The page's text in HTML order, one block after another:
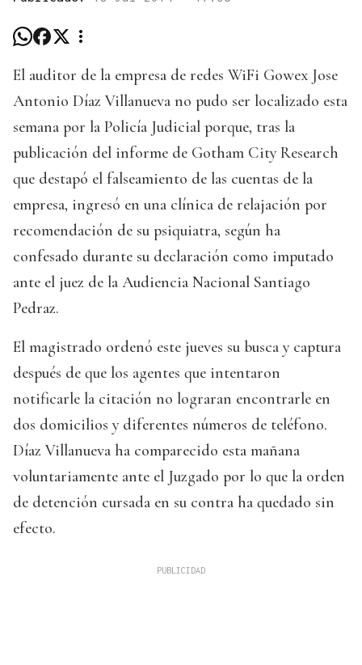
El auditor de la empresa de redes WiFi Gowex Jose
Antonio Díaz Villanueva no pudo ser localizado esta
semana por la Policía Judicial porque, tras la
publicación del informe de Gotham City Research
que destapó el falseamiento de las cuentas de la
empresa, ingresó en una clínica de relajación por
recomendación de su psiquiatra, según ha
confesado durante su declaración como imputado
ante el juez de la Audiencia Nacional Santiago
Pedraz.
El magistrado ordenó este jueves su busca y captura
después de que los agentes que intentaron
notificarle la citación no lograran encontrarle en
dos domicilios y diferentes números de teléfono.
Díaz Villanueva ha comparecido esta mañana
voluntariamente ante el Juzgado por lo que la orden
de detención cursada en su contra ha quedado sin
efecto.